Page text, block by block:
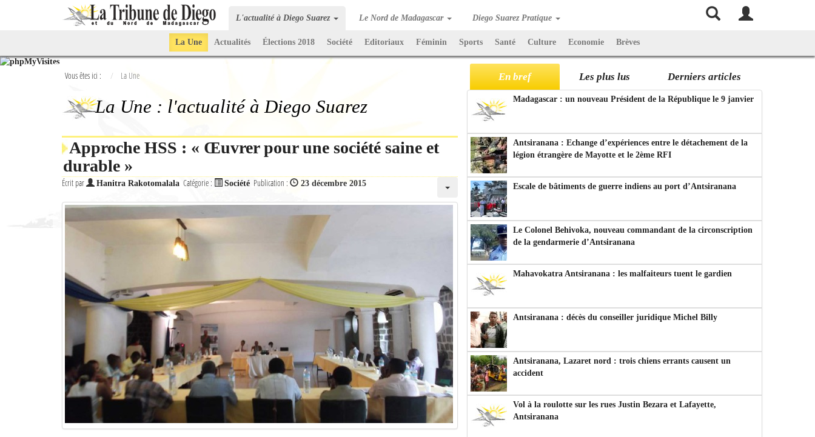
L'actualité à Diego Suarez Le Nord de Madagascar Diego Suarez Pratique
La Une Actualités Élections 2018 Société Editoriaux Féminin Sports Santé Culture Economie Brèves
Vous êtes ici : La Une
La Une : l'actualité à Diego Suarez
Approche HSS : « Œuvrer pour une société saine et
durable »
Écrit par Hanitra Rakotomalala Catégorie : Société Publication : 23 décembre 2015
En bref Les plus lus Derniers articles
Madagascar : un nouveau Président de la République le 9 janvier
Antsiranana : Echange d’expériences entre le détachement de la
légion étrangère de Mayotte et le 2ème RFI
Escale de bâtiments de guerre indiens au port d’Antsiranana
Le Colonel Behivoka, nouveau commandant de la circonscription
de la gendarmerie d’Antsiranana
Mahavokatra Antsiranana : les malfaiteurs tuent le gardien
Antsiranana : décès du conseiller juridique Michel Billy
Antsiranana, Lazaret nord : trois chiens errants causent un
accident
Vol à la roulotte sur les rues Justin Bezara et Lafayette,
Antsiranana